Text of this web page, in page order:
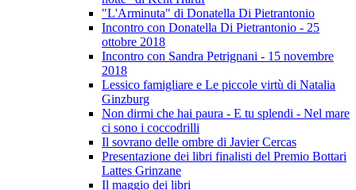
"L'Arminuta" di Donatella Di Pietrantonio
Incontro con Donatella Di Pietrantonio - 25
ottobre 2018
Incontro con Sandra Petrignani - 15 novembre
2018
Lessico famigliare e Le piccole virtù di Natalia
Ginzburg
Non dirmi che hai paura - E tu splendi - Nel mare
ci sono i coccodrilli
Il sovrano delle ombre di Javier Cercas
Presentazione dei libri finalisti del Premio Bottari
Lattes Grinzane
Il maggio dei libri